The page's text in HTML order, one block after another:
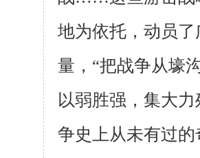
地为依托，动员
量，“把战争从壕
以弱胜强，集大
争史上从未有过的